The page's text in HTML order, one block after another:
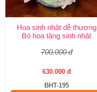
Hoa sinh nhật dễ thương
Bó hoa tặng sinh nhật
700.000 đ
630.000 đ
BHT-195